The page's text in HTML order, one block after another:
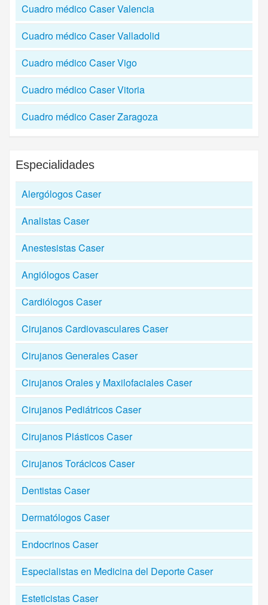
Cuadro médico Caser Valencia
Cuadro médico Caser Valladolid
Cuadro médico Caser Vigo
Cuadro médico Caser Vitoria
Cuadro médico Caser Zaragoza
Especialidades
Alergólogos Caser
Analistas Caser
Anestesistas Caser
Angiólogos Caser
Cardiólogos Caser
Cirujanos Cardiovasculares Caser
Cirujanos Generales Caser
Cirujanos Orales y Maxilofaciales Caser
Cirujanos Pediátricos Caser
Cirujanos Plásticos Caser
Cirujanos Torácicos Caser
Dentistas Caser
Dermatólogos Caser
Endocrinos Caser
Especialistas en Medicina del Deporte Caser
Esteticistas Caser